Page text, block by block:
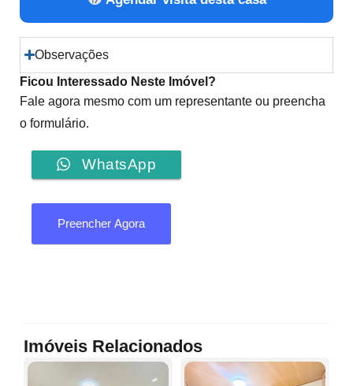
Observações
Ficou Interessado Neste Imóvel?
Fale agora mesmo com um representante ou preencha
o formulário.
WhatsApp
Preencher Agora
Imóveis Relacionados